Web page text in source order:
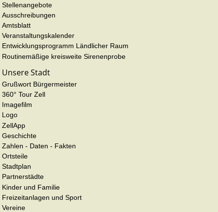
Stellenangebote
Ausschreibungen
Amtsblatt
Veranstaltungskalender
Entwicklungsprogramm Ländlicher Raum
Routinemäßige kreisweite Sirenenprobe
Unsere Stadt
Grußwort Bürgermeister
360° Tour Zell
Imagefilm
Logo
ZellApp
Geschichte
Zahlen - Daten - Fakten
Ortsteile
Stadtplan
Partnerstädte
Kinder und Familie
Freizeitanlagen und Sport
Vereine